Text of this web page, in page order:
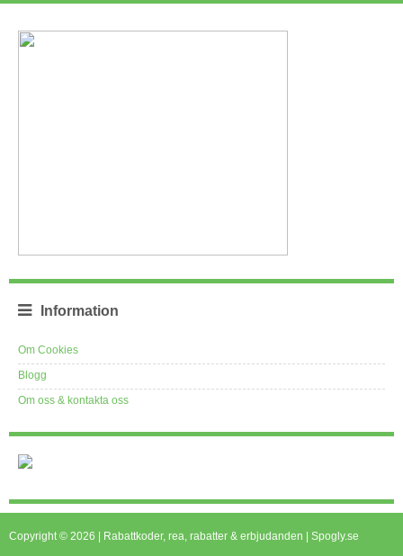
Information
Om Cookies
Blogg
Om oss & kontakta oss
Copyright © 2026 | Rabattkoder, rea, rabatter & erbjudanden | Spogly.se